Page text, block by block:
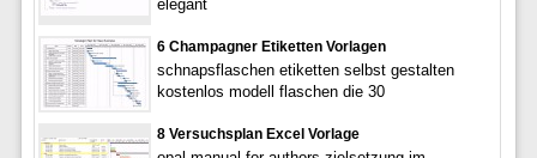
elegant
6 Champagner Etiketten Vorlagen
schnapsflaschen etiketten selbst gestalten
kostenlos modell flaschen die 30
8 Versuchsplan Excel Vorlage